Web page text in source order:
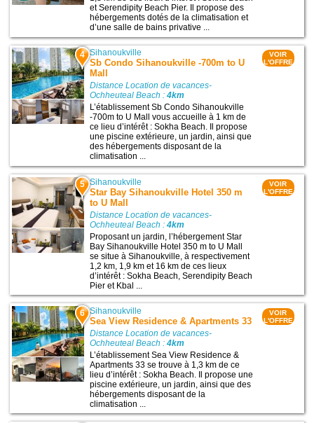
et Serendipity Beach Pier. Il propose des
hébergements dotés de la climatisation et
d’une salle de bains privative ...
4 Sihanoukville
Sb Condo Sihanoukville -700m to U
Mall
Distance Location de vacances-
Ochheuteal Beach :4km
L’établissement Sb Condo Sihanoukville
-700m to U Mall vous accueille à 1 km de
ce lieu d’intérêt : Sokha Beach. Il propose
une piscine extérieure, un jardin, ainsi que
des hébergements disposant de la
climatisation ...
VOIR
L'OFFRE
5 Sihanoukville
Star Bay Sihanoukville Hotel 350 m
to U Mall
Distance Location de vacances-
Ochheuteal Beach :4km
Proposant un jardin, l’hébergement Star
Bay Sihanoukville Hotel 350 m to U Mall
se situe à Sihanoukville, à respectivement
1,2 km, 1,9 km et 16 km de ces lieux
d’intérêt : Sokha Beach, Serendipity Beach
Pier et Kbal ...
VOIR
L'OFFRE
6 Sihanoukville
Sea View Residence & Apartments 33
Distance Location de vacances-
Ochheuteal Beach :4km
L’établissement Sea View Residence &
Apartments 33 se trouve à 1,3 km de ce
lieu d’intérêt : Sokha Beach. Il propose une
piscine extérieure, un jardin, ainsi que des
hébergements disposant de la
climatisation ...
VOIR
L'OFFRE